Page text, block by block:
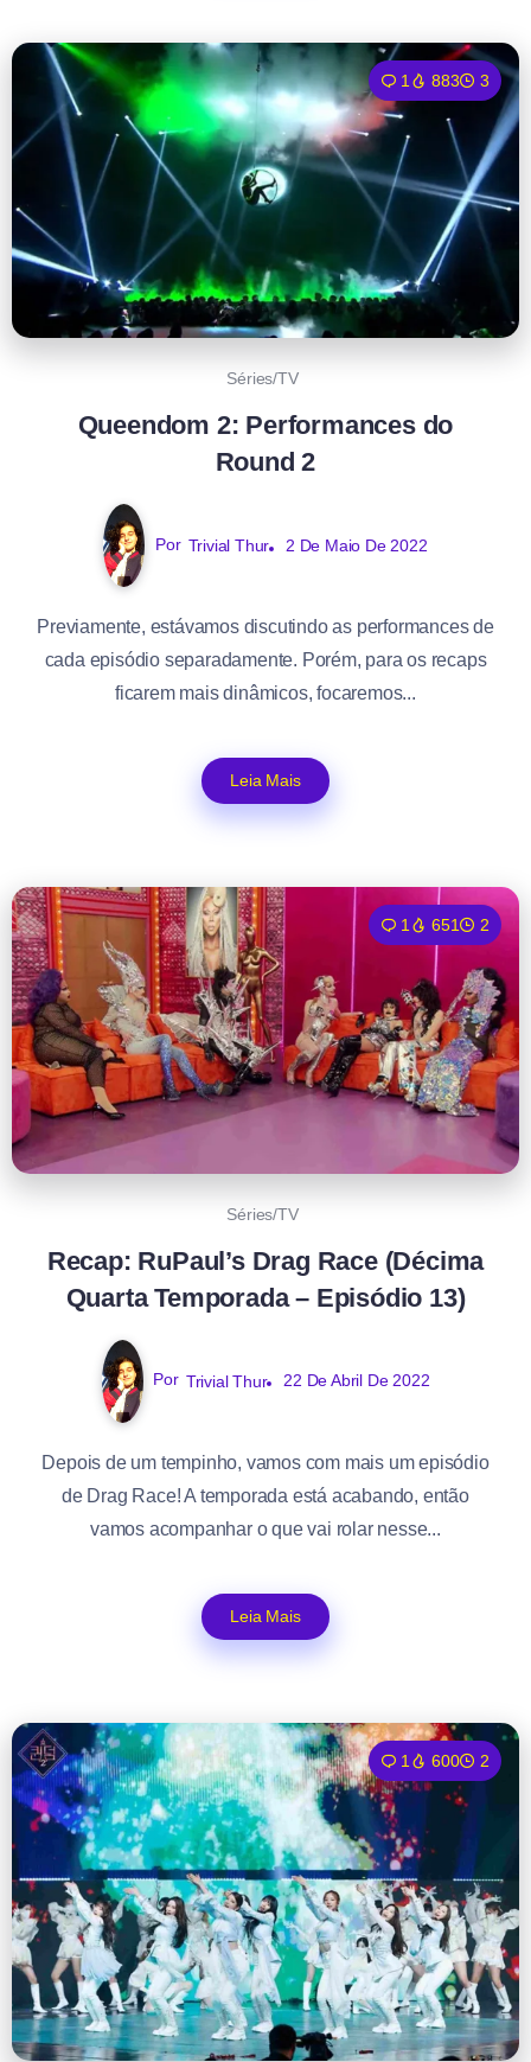
1 883 3
Séries/TV
Queendom 2: Performances do
Round 2
Por Trivial Thur 2 De Maio De 2022
Previamente, estávamos discutindo as performances de
cada episódio separadamente. Porém, para os recaps
ficarem mais dinâmicos, focaremos...
Leia Mais
1 651 2
Séries/TV
Recap: RuPaul’s Drag Race (Décima
Quarta Temporada – Episódio 13)
Por Trivial Thur 22 De Abril De 2022
Depois de um tempinho, vamos com mais um episódio
de Drag Race! A temporada está acabando, então
vamos acompanhar o que vai rolar nesse...
Leia Mais
1 600 2